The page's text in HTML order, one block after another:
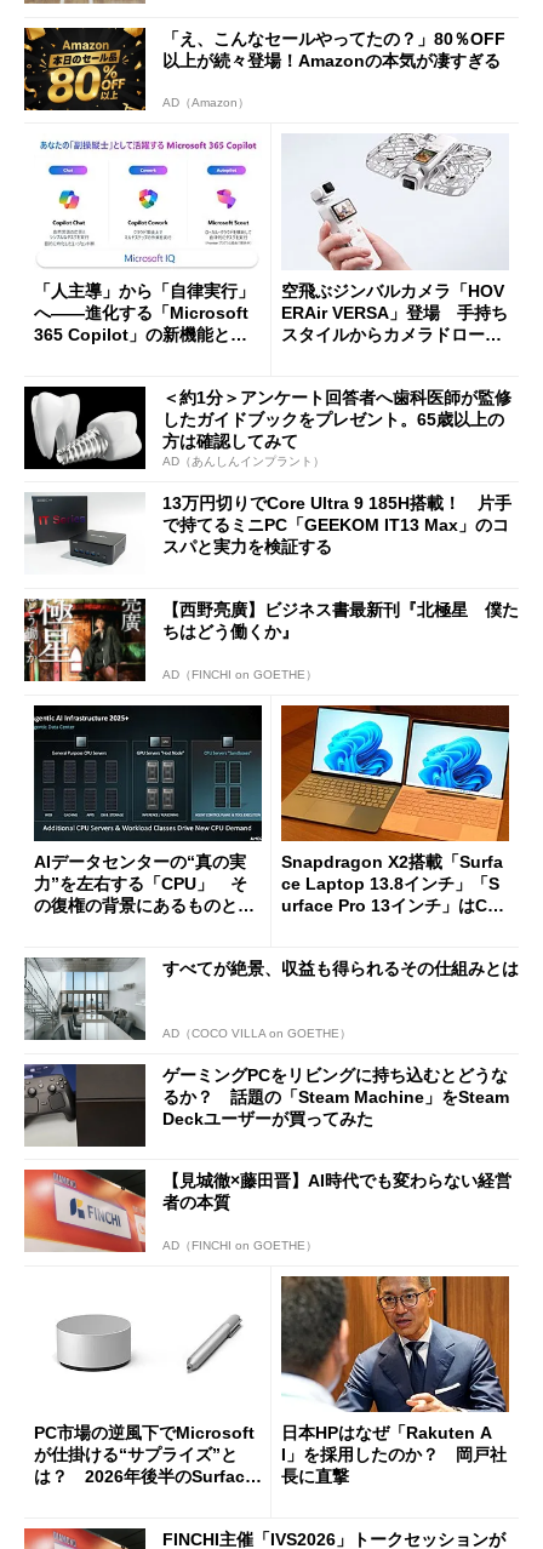
「え、こんなセールやってたの？」80％OFF
以上が続々登場！Amazonの本気が凄すぎる
AD（Amazon）
「人主導」から「自律実行」
へ――進化する「Microsoft
365 Copilot」の新機能とエ
空飛ぶジンバルカメラ「HOV
ERAir VERSA」登場 手持ち
スタイルからカメラドローン
＜約1分＞アンケート回答者へ歯科医師が監修
したガイドブックをプレゼント。65歳以上の
方は確認してみて
AD（あんしんインプラント）
13万円切りでCore Ultra 9 185H搭載！ 片手
で持てるミニPC「GEEKOM IT13 Max」のコ
スパと実力を検証する
【西野亮廣】ビジネス書最新刊『北極星 僕た
ちはどう働くか』
AD（FINCHI on GOETHE）
AIデータセンターの“真の実
力”を左右する「CPU」 そ
の復権の背景にあるものと
Snapdragon X2搭載「Surfa
ce Laptop 13.8インチ」「S
urface Pro 13インチ」はCop
た
すべてが絶景、収益も得られるその仕組みとは
AD（COCO VILLA on GOETHE）
ゲーミングPCをリビングに持ち込むとどうな
るか？ 話題の「Steam Machine」をSteam
Deckユーザーが買ってみた
【見城徹×藤田晋】AI時代でも変わらない経営
者の本質
AD（FINCHI on GOETHE）
PC市場の逆風下でMicrosoft
が仕掛ける“サプライズ”と
は？ 2026年後半のSurface
日本HPはなぜ「Rakuten A
I」を採用したのか？ 岡戸社
長に直撃
FINCHI主催「IVS2026」トークセッションが